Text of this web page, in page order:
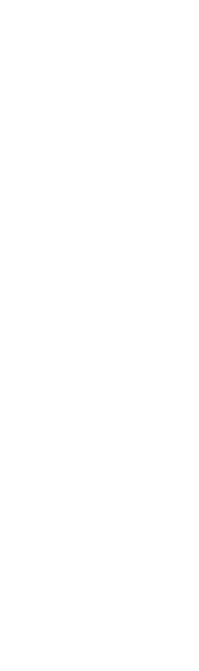
na koniec okresu
Użytkownik ma
odnawianiem, Okres
automatycznie
subskrypcji, dopóki
przed datą
jednorazowej Usługi lub
Usługi jest
lub dokumentach
od którego pochodzi
i zwrotów
usługi i otrzymania
Niezależnie od praw
do odstąpienia,
gwarancję zwrotu
oczekiwań. Jeśli
za
należy
z zastosowaniem
użytkownik może
przez nas opłat
składników takich,
oprogramowania
listy adresów;
w zabezpieczeniach